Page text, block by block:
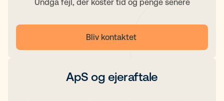
Undgå fejl, der koster tid og penge senere
Bliv kontaktet
ApS og ejeraftale